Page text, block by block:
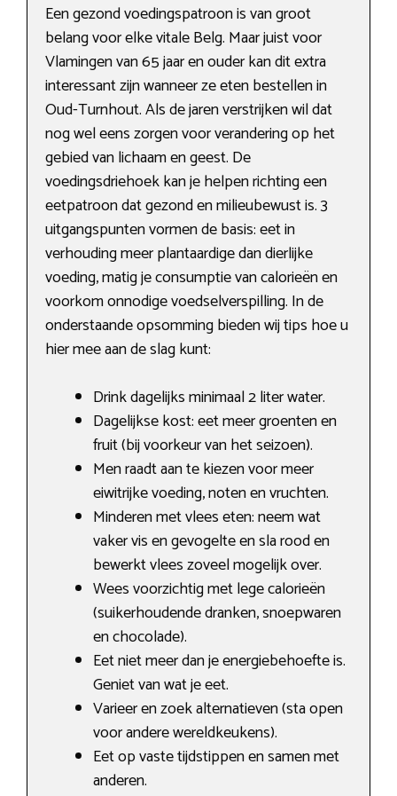
Een gezond voedingspatroon is van groot
belang voor elke vitale Belg. Maar juist voor
Vlamingen van 65 jaar en ouder kan dit extra
interessant zijn wanneer ze eten bestellen in
Oud-Turnhout. Als de jaren verstrijken wil dat
nog wel eens zorgen voor verandering op het
gebied van lichaam en geest. De
voedingsdriehoek kan je helpen richting een
eetpatroon dat gezond en milieubewust is. 3
uitgangspunten vormen de basis: eet in
verhouding meer plantaardige dan dierlijke
voeding, matig je consumptie van calorieën en
voorkom onnodige voedselverspilling. In de
onderstaande opsomming bieden wij tips hoe u
hier mee aan de slag kunt:
Drink dagelijks minimaal 2 liter water.
Dagelijkse kost: eet meer groenten en
fruit (bij voorkeur van het seizoen).
Men raadt aan te kiezen voor meer
eiwitrijke voeding, noten en vruchten.
Minderen met vlees eten: neem wat
vaker vis en gevogelte en sla rood en
bewerkt vlees zoveel mogelijk over.
Wees voorzichtig met lege calorieën
(suikerhoudende dranken, snoepwaren
en chocolade).
Eet niet meer dan je energiebehoefte is.
Geniet van wat je eet.
Varieer en zoek alternatieven (sta open
voor andere wereldkeukens).
Eet op vaste tijdstippen en samen met
anderen.